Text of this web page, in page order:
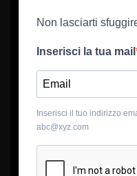
Non lasciarti
Inserisci la tua mail
Inserisci il tuo indirizzo
abc@xyz.com